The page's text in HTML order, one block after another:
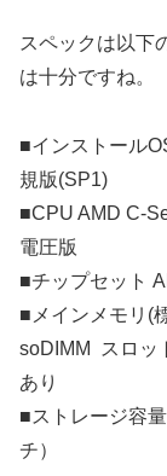
スペックは以下
は十分ですね。
■インストール
規版(SP1)
■CPU AMD C-
電圧版
■チップセット
■メインメモリ(
soDIMM スロ
あり
■ストレージ容
チ）